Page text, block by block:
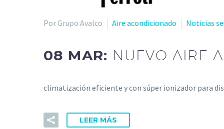
Por Grupo Avalco Aire acondicionado Noticias
08 MAR: NUEVO AIRE
climatización eficiente y con súper ionizador para
LEER MÁS